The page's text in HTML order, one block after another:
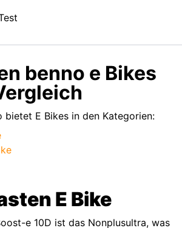
benno e Bikes
bietet E Bikes in den Kategorien:
E Bike
e 10D ist das Nonplusultra, was